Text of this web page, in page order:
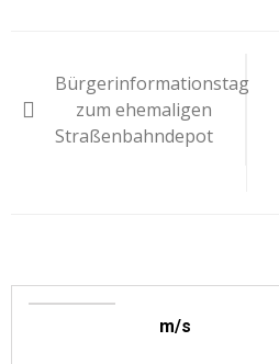
Bürgerinformationstag
zum ehemaligen
Straßenbahndepot
m/s